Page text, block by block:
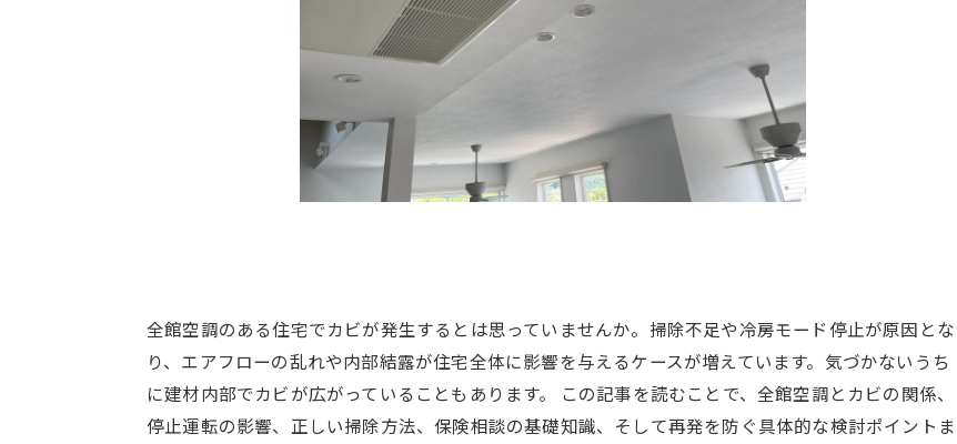
全館空調のある住宅でカビが発生するとは思っていませんか。掃除不足や冷房モード停止が原因とな
り、エアフローの乱れや内部結露が住宅全体に影響を与えるケースが増えています。気づかないうち
に建材内部でカビが広がっていることもあります。 この記事を読むことで、全館空調とカビの関係、
停止運転の影響、正しい掃除方法、保険相談の基礎知識、そして再発を防ぐ具体的な検討ポイントま